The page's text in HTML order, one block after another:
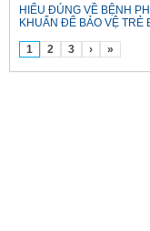
HIỂU ĐÚNG VỀ BỆNH
KHUẨN ĐỂ BẢO VỆ TRẺ
1 2 3 › »